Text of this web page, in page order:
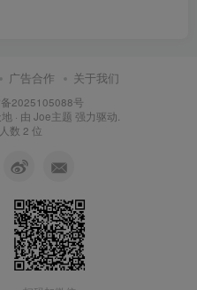
广告合作 关于我们
备2025105088号
· 由 Joe主题 强力驱动.
数 2 位